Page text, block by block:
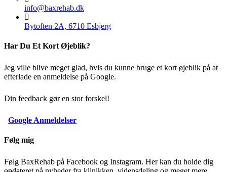
info@baxrehab.dk
Bytoften 2A, 6710 Esbjerg
Har Du Et Kort Øjeblik?
Jeg ville blive meget glad, hvis du kunne bruge et kort øjeblik på at
efterlade en anmeldelse på Google.
Din feedback gør en stor forskel!
Google Anmeldelser
Følg mig
Følg BaxRehab på Facebook og Instagram. Her kan du holde dig